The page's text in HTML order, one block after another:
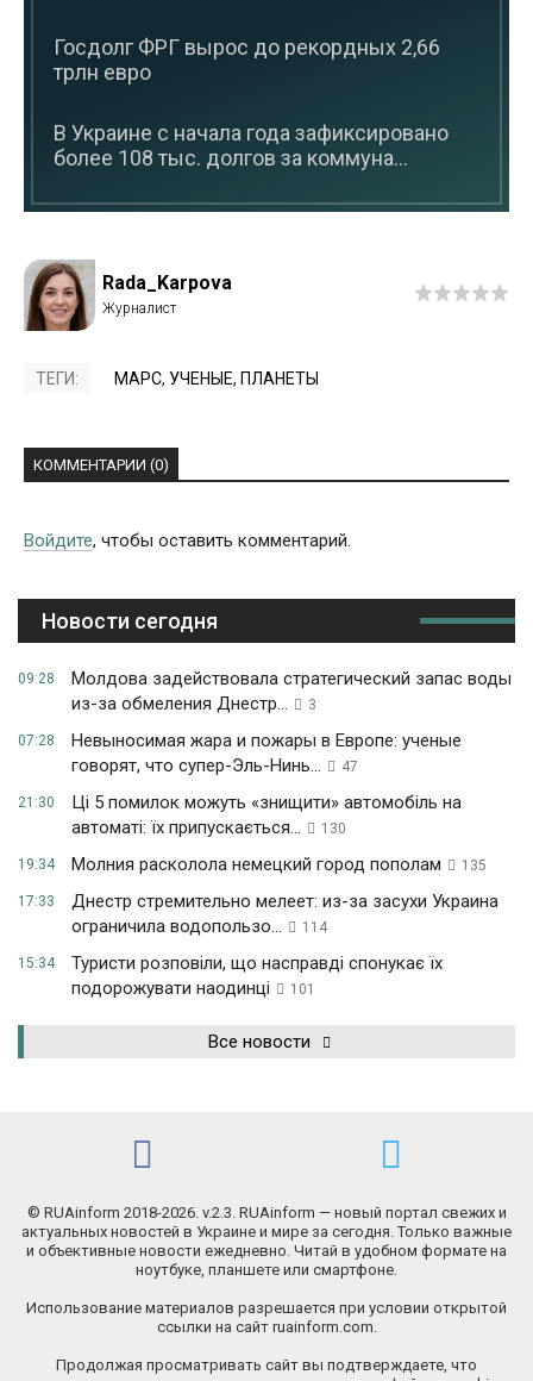
Госдолг ФРГ вырос до рекордных 2,66
трлн евро
В Украине с начала года зафиксировано
более 108 тыс. долгов за коммуна...
Rada_Karpova
ТЕГИ: МАРС, УЧЕНЫЕ, ПЛАНЕТЫ
КОММЕНТАРИИ (0)
Войдите, чтобы оставить комментарий.
Новости сегодня
09:28
Молдова задействовала стратегический запас воды
из-за обмеления Днестр...
3
07:28
Невыносимая жара и пожары в Европе: ученые
говорят, что супер-Эль-Нинь...
47
21:30
Ці 5 помилок можуть «знищити» автомобіль на
автоматі: їх припускається...
130
19:34 Молния расколола немецкий город пополам 135
17:33
Днестр стремительно мелеет: из-за засухи Украина
ограничила водопользо...
114
15:34
Туристи розповіли, що насправді спонукає їх
подорожувати наодинці
101
Все новости
© RUAinform 2018-2026. v.2.3. RUAinform — новый портал свежих и
актуальных новостей в Украине и мире за сегодня. Только важные
и объективные новости ежедневно. Читай в удобном формате на
ноутбуке, планшете или смартфоне.
Использование материалов разрешается при условии открытой
ссылки на сайт ruainform.com.
Продолжая просматривать сайт вы подтверждаете, что